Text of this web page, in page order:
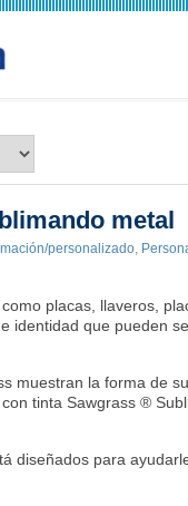
metal
personalizado,
placas, llaveros,
identidad que pueden
muestran la forma de
tinta Sawgrass ®
diseñados para